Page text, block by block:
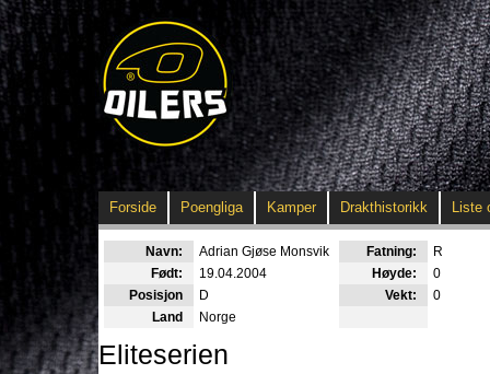
Forside Poengliga Kamper Drakthistorikk Liste
Navn: Adrian Gjøse Monsvik Fatning:
R
Født:
19.04.2004 Høyde:
0
Posisjon
D Vekt:
0
Land
Norge
Eliteserien